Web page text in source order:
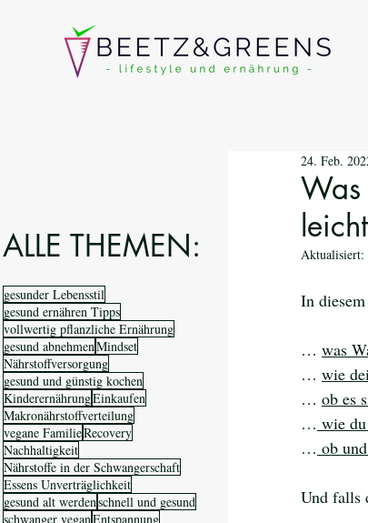
ALLE THEMEN:
gesunder Lebensstil
gesund ernähren Tipps
vollwertig pflanzliche Ernährung
gesund abnehmenMindset
Nährstoffversorgung
gesund und günstig kochen
KinderernährungEinkaufen
Makronährstoffverteilung
vegane FamilieRecovery
Nachhaltigkeit
Nährstoffe in der Schwangerschaft
Essens Unverträglichkeit
gesund alt werdenschnell und gesund
schwanger veganEntspannung
Was
24. Feb.
Aktualisiert:
In
… was
… wie
… ob es
… wie
… ob
Und falls